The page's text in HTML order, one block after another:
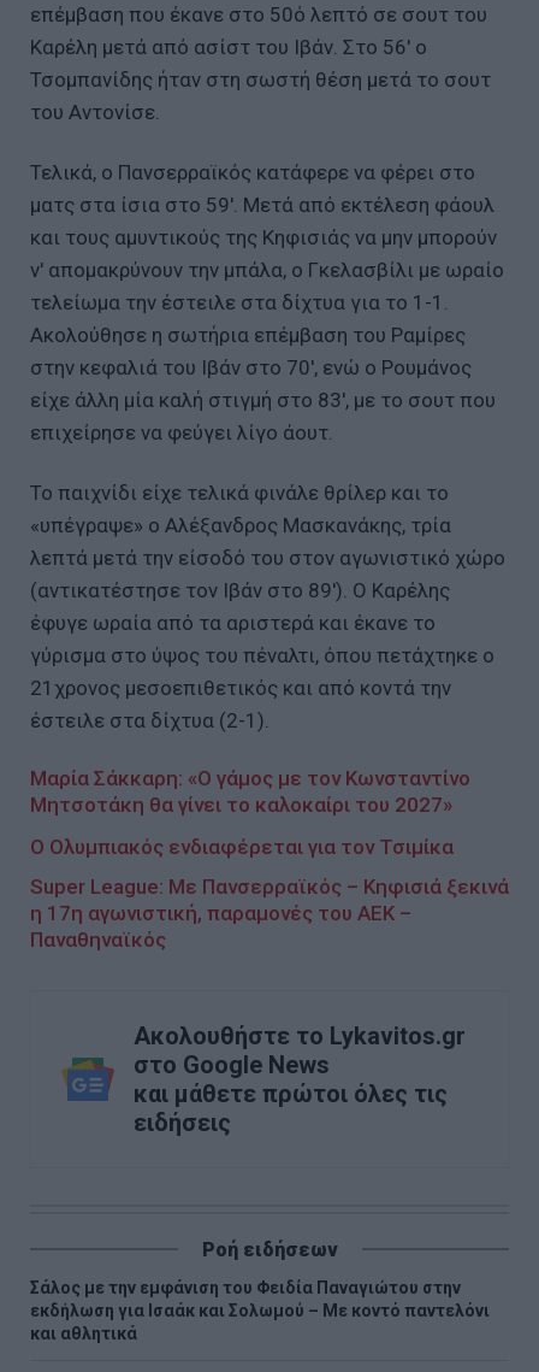
επέμβαση που έκανε στο 50ό λεπτό σε σουτ του
Καρέλη μετά από ασίστ του Ιβάν. Στο 56' ο
Τσομπανίδης ήταν στη σωστή θέση μετά το σουτ
του Αντονίσε.
Τελικά, ο Πανσερραϊκός κατάφερε να φέρει στο
ματς στα ίσια στο 59'. Μετά από εκτέλεση φάουλ
και τους αμυντικούς της Κηφισιάς να μην μπορούν
ν' απομακρύνουν την μπάλα, ο Γκελασβίλι με ωραίο
τελείωμα την έστειλε στα δίχτυα για το 1-1.
Ακολούθησε η σωτήρια επέμβαση του Ραμίρες
στην κεφαλιά του Ιβάν στο 70', ενώ ο Ρουμάνος
είχε άλλη μία καλή στιγμή στο 83', με το σουτ που
επιχείρησε να φεύγει λίγο άουτ.
Το παιχνίδι είχε τελικά φινάλε θρίλερ και το
«υπέγραψε» ο Αλέξανδρος Μασκανάκης, τρία
λεπτά μετά την είσοδό του στον αγωνιστικό χώρο
(αντικατέστησε τον Ιβάν στο 89'). Ο Καρέλης
έφυγε ωραία από τα αριστερά και έκανε το
γύρισμα στο ύψος του πέναλτι, όπου πετάχτηκε ο
21χρονος μεσοεπιθετικός και από κοντά την
έστειλε στα δίχτυα (2-1).
Μαρία Σάκκαρη: «Ο γάμος με τον Κωνσταντίνο
Μητσοτάκη θα γίνει το καλοκαίρι του 2027»
Ο Ολυμπιακός ενδιαφέρεται για τον Τσιμίκα
Super League: Με Πανσερραϊκός – Κηφισιά ξεκινά
η 17η αγωνιστική, παραμονές του ΑΕΚ –
Παναθηναϊκός
Ακολουθήστε το Lykavitos.gr
στο Google News
και μάθετε πρώτοι όλες τις
ειδήσεις
Ροή ειδήσεων
Σάλος με την εμφάνιση του Φειδία Παναγιώτου στην
εκδήλωση για Ισαάκ και Σολωμού – Με κοντό παντελόνι
και αθλητικά